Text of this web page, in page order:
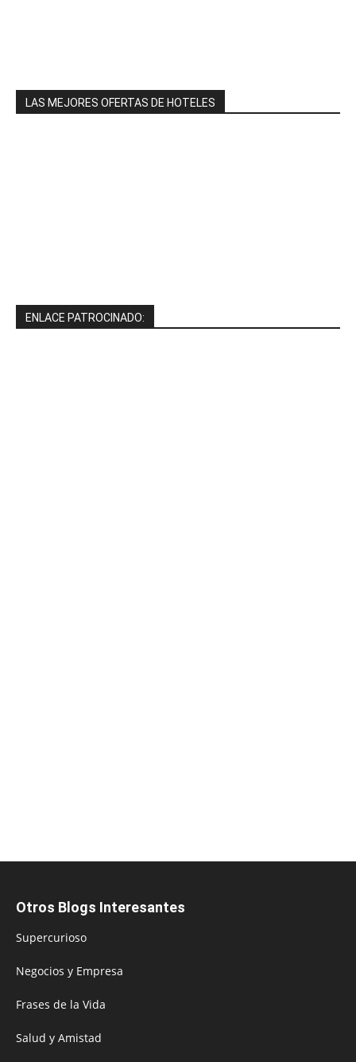
LAS MEJORES OFERTAS DE HOTELES
ENLACE PATROCINADO:
Otros Blogs Interesantes
Supercurioso
Negocios y Empresa
Frases de la Vida
Salud y Amistad